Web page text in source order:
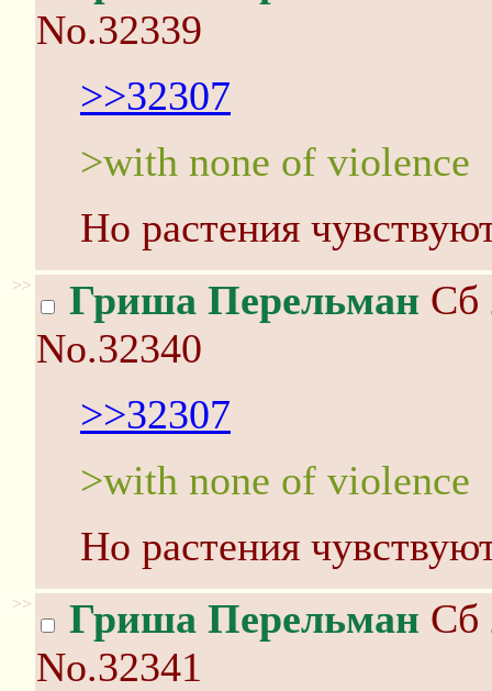
No.32339
>>32307
>with none of violence
Но растения
>> Гриша Перельман Сб
No.32340
>>32307
>with none of violence
Но растения
>> Гриша Перельман Сб
No.32341